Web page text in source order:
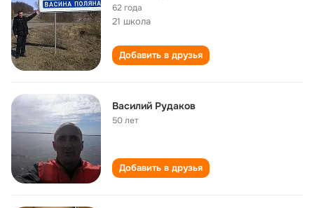
62 года
21 школа
Добавить в друзья
Василий Рудаков
50 лет
Добавить в друзья